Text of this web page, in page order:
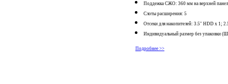
Поддежка СЖО: 360 мм на верхней
Слоты расширения: 5
Отсеки для накопителей: 3.5'' HDD x 1;
Индивидуальный размер без упаковки
Подробнее >>